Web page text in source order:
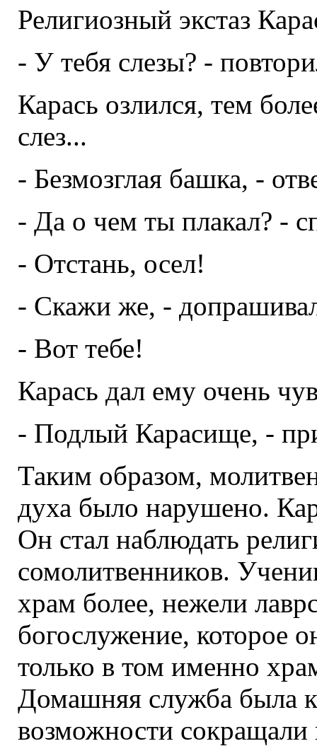
Религиозный экстаз
- У тебя слезы? -
Карась озлился, тем
слез...
- Безмозглая башка, -
- Да о чем ты плакал? -
- Отстань, осел!
- Скажи же, -
- Вот тебе!
Карась дал ему очень
- Подлый Карасище, -
Таким образом,
духа было нарушено.
Он стал наблюдать
сомолитвенников.
храм более, нежели
богослужение, которое
только в том именно
Домашняя служба была
возможности сокращали